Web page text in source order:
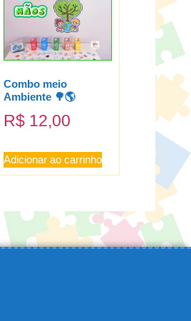
Combo meio
Ambiente 🌳🌎
R$ 12,00
Adicionar ao carrinho